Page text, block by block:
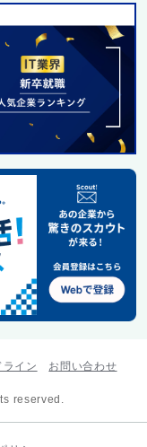
イン お問い合わせ
reserved.